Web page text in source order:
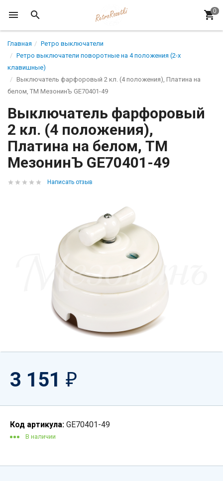
Главная
Ретро выключатели
Ретро выключатели поворотные на 4 положения (2-х
клавишные)
Выключатель фарфоровый 2 кл. (4 положения), Платина на
белом, ТМ МезонинЪ GE70401-49
Выключатель фарфоровый
2 кл. (4 положения),
Платина на белом, ТМ
МезонинЪ GE70401-49
Написать отзыв
3 151 ₽
Код артикула: GE70401-49
В наличии